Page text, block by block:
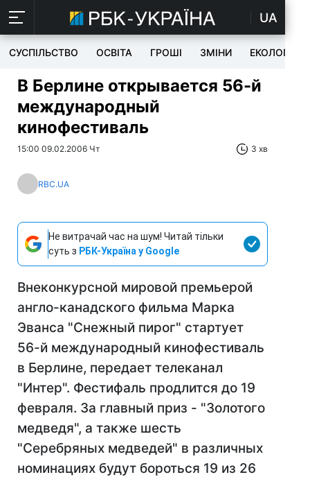
UA
СУСПІЛЬСТВО ОСВІТА ГРОШІ ЗМІНИ ЕКОЛОГІЯ
В Берлине открывается 56-й
международный
кинофестиваль
15:00 09.02.2006 Чт 3 хв
RBC.UA
Не витрачай час на шум! Читай тільки
суть з РБК-Україна у Google
Внеконкурсной мировой премьерой
англо-канадского фильма Марка
Эванса "Снежный пирог" стартует
56-й международный кинофестиваль
в Берлине, передает телеканал
"Интер". Фестифаль продлится до 19
февраля. За главный приз - "Золотого
медведя", а также шесть
"Серебряных медведей" в различных
номинациях будут бороться 19 из 26